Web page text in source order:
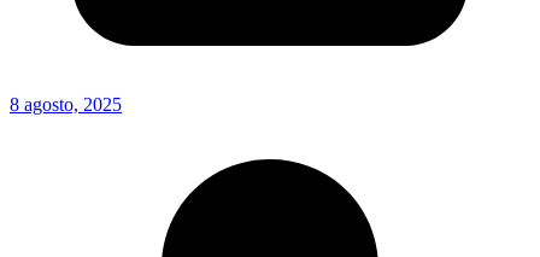
8 agosto, 2025